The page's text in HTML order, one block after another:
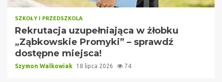
SZKOŁY I PRZEDSZKOLA
Rekrutacja uzupełniająca w żłobku
„Ząbkowskie Promyki” – sprawdź
dostępne miejsca!
Szymon Walkowiak 18 lipca 2026 74